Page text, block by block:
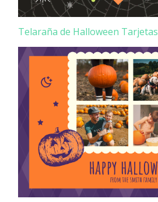
Telaraña de Halloween